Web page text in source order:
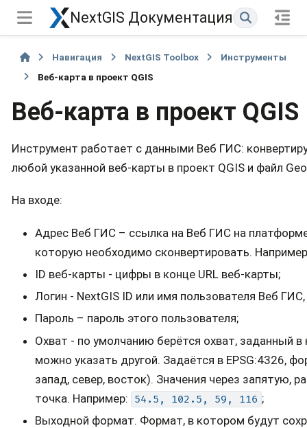
NextGIS Документация
Навигация NextGIS Toolbox
Инструменты
Веб-карта в проект QGIS
Веб-карта в проект QGIS
Инструмент работает с данными Веб ГИС:
любой указанной веб-карты в проект QGIS и файл
На входе:
Адрес Веб ГИС – ссылка на Веб ГИС на
которую необходимо сконвертировать.
ID веб-карты - цифры в конце URL веб-карты;
Логин - NextGIS ID или имя пользователя Веб
Пароль – пароль этого пользователя;
Охват - по умолчанию берётся охват, заданный
можно указать другой. Задаётся в EPSG:4326,
запад, север, восток). Значения через запятую,
точка. Например: 54.5, 102.5, 59, 116 ;
Выходной формат. Формат, в котором будут